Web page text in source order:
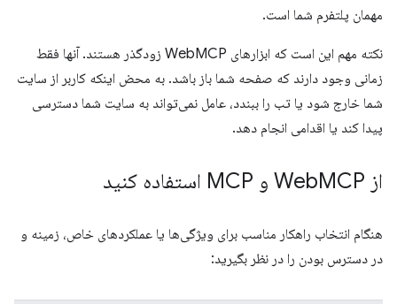
مهمان پلتفرم شما است.
نکته مهم این است که ابزارهای WebMCP زودگذر هستند. آنها فقط
زمانی وجود دارند که صفحه شما باز باشد. به محض اینکه کاربر از سایت
شما خارج شود یا تب را ببندد، عامل نمی‌تواند به سایت شما دسترسی
پیدا کند یا اقدامی انجام دهد.
از Web MCP و MCP استفاده کنید
هنگام انتخاب راهکار مناسب برای ویژگی‌ها یا عملکردهای خاص، زمینه و
در دسترس بودن را در نظر بگیرید: